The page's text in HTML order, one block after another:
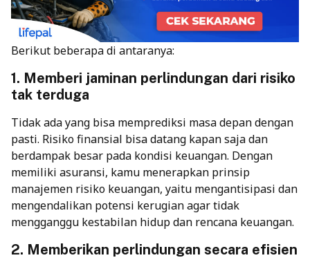
Berikut beberapa di antaranya:
1. Memberi jaminan perlindungan dari risiko
tak terduga
Tidak ada yang bisa memprediksi masa depan dengan
pasti. Risiko finansial bisa datang kapan saja dan
berdampak besar pada kondisi keuangan. Dengan
memiliki asuransi, kamu menerapkan prinsip
manajemen risiko keuangan, yaitu mengantisipasi dan
mengendalikan potensi kerugian agar tidak
mengganggu kestabilan hidup dan rencana keuangan.
2. Memberikan perlindungan secara efisien